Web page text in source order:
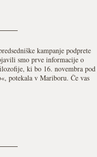
kampanje podprete
smo prve informacije o
ki bo 16. novembra pod
potekala v Mariboru. Če vas